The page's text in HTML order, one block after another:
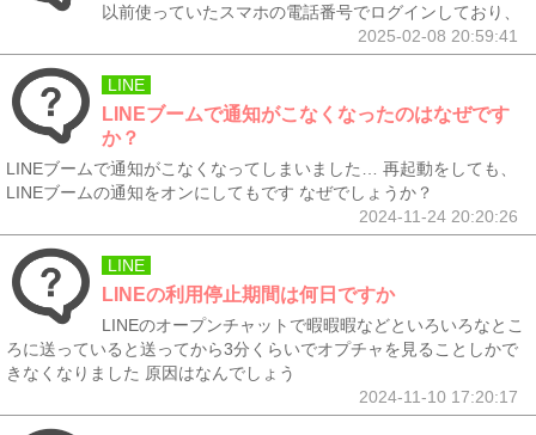
以前使っていたスマホの電話番号でログインしており、
2025-02-08 20:59:41
LINE
LINEブームで通知がこなくなったのはなぜです
か？
LINEブームで通知がこなくなってしまいました… 再起動をしても、
LINEブームの通知をオンにしてもです なぜでしょうか？
2024-11-24 20:20:26
LINE
LINEの利用停止期間は何日ですか
LINEのオープンチャットで暇暇暇などといろいろなとこ
ろに送っていると送ってから3分くらいでオプチャを見ることしかで
きなくなりました 原因はなんでしょう
2024-11-10 17:20:17